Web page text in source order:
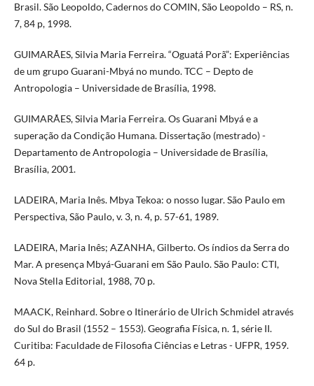
Brasil. São Leopoldo, Cadernos do COMIN, São Leopoldo – RS, n.
7, 84 p, 1998.
GUIMARÃES, Silvia Maria Ferreira. “Oguatá Porã”: Experiências
de um grupo Guarani-Mbyá no mundo. TCC – Depto de
Antropologia – Universidade de Brasília, 1998.
GUIMARÃES, Silvia Maria Ferreira. Os Guarani Mbyá e a
superação da Condição Humana. Dissertação (mestrado) -
Departamento de Antropologia – Universidade de Brasília,
Brasília, 2001.
LADEIRA, Maria Inês. Mbya Tekoa: o nosso lugar. São Paulo em
Perspectiva, São Paulo, v. 3, n. 4, p. 57-61, 1989.
LADEIRA, Maria Inês; AZANHA, Gilberto. Os índios da Serra do
Mar. A presença Mbyá-Guarani em São Paulo. São Paulo: CTI,
Nova Stella Editorial, 1988, 70 p.
MAACK, Reinhard. Sobre o Itinerário de Ulrich Schmidel através
do Sul do Brasil (1552 – 1553). Geografia Física, n. 1, série II.
Curitiba: Faculdade de Filosofia Ciências e Letras - UFPR, 1959.
64 p.